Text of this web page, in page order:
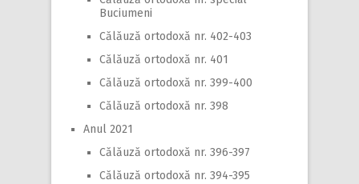
Buciumeni
Călăuză ortodoxă nr. 402-403
Călăuză ortodoxă nr. 401
Călăuză ortodoxă nr. 399-400
Călăuză ortodoxă nr. 398
Anul 2021
Călăuză ortodoxă nr. 396-397
Călăuză ortodoxă nr. 394-395